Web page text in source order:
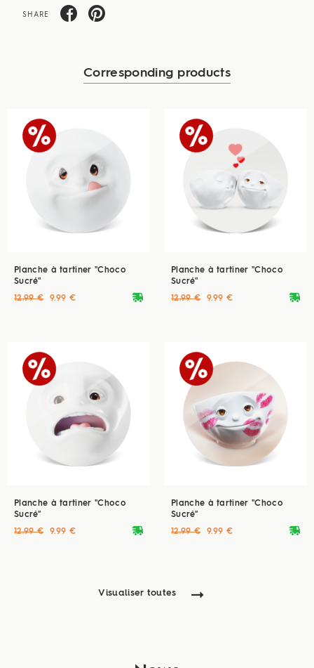
SHARE
Corresponding products
Planche à tartiner "Choco
Sucré"
deliveryvan
12.99 € 9.99 €
Planche à tartiner "Choco
Sucré"
deliveryvan
12.99 € 9.99 €
Planche à tartiner "Choco
Sucré"
deliveryvan
12.99 € 9.99 €
Planche à tartiner "Choco
Sucré"
deliveryvan
12.99 € 9.99 €
Visualiser toutes